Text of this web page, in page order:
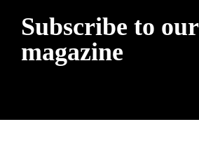
Subscribe to our
magazine